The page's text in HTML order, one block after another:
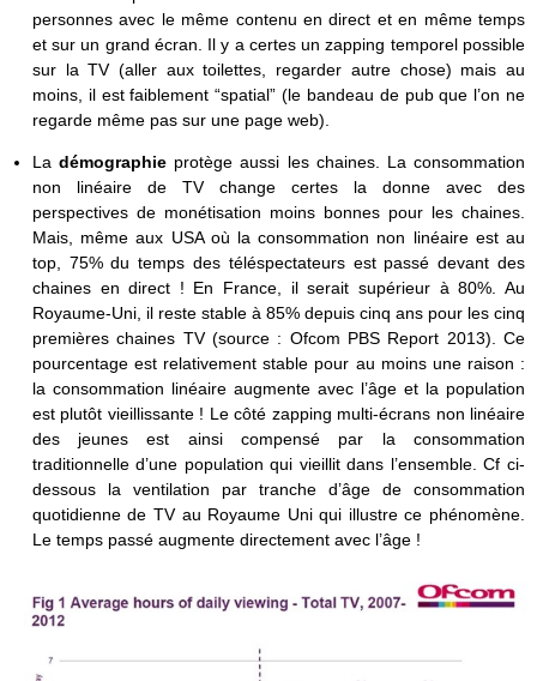
personnes avec le même contenu en direct et en même temps
et sur un grand écran. Il y a certes un zapping temporel possible
sur la TV (aller aux toilettes, regarder autre chose) mais au
moins, il est faiblement “spatial” (le bandeau de pub que l’on ne
regarde même pas sur une page web).
Ladémographie protège aussi les chaines. La consommation
non linéaire de TV change certes la donne avec des
perspectives de monétisation moins bonnes pour les chaines.
Mais, même aux USA où la consommation non linéaire est au
top, 75% du temps des téléspectateurs est passé devant des
chaines en direct ! En France, il serait supérieur à 80%. Au
Royaume-Uni, il reste stable à 85% depuis cinq ans pour les cinq
premières chaines TV (source : Ofcom PBS Report 2013). Ce
pourcentage est relativement stable pour au moins une raison :
la consommation linéaire augmente avec l’âge et la population
est plutôt vieillissante ! Le côté zapping multi-écrans non linéaire
des jeunes est ainsi compensé par la consommation
traditionnelle d’une population qui vieillit dans l’ensemble. Cf ci-
dessous la ventilation par tranche d’âge de consommation
quotidienne de TV au Royaume Uni qui illustre ce phénomène.
Le temps passé augmente directement avec l’âge !